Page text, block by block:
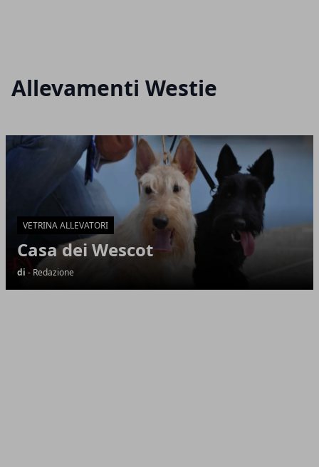
Allevamenti Westie
Articoli in Evidenza
VETRINA ALLEVATORI
Casa dei Wescot
di - Redazione